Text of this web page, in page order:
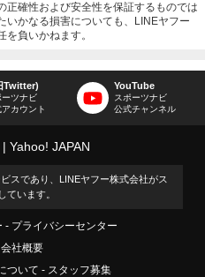
正確性および安全性を保証するものでは
いかなる損害についても、LINEヤフー
負いかねます。
Twitter)
ーツナビ
カウント
YouTube
スポーツナビ
公式チャンネル
Yahoo! JAPAN
スであり、LINEヤフー株式会社がス
ています。
プライバシーセンター
会社概要
ついて スタッフ募集